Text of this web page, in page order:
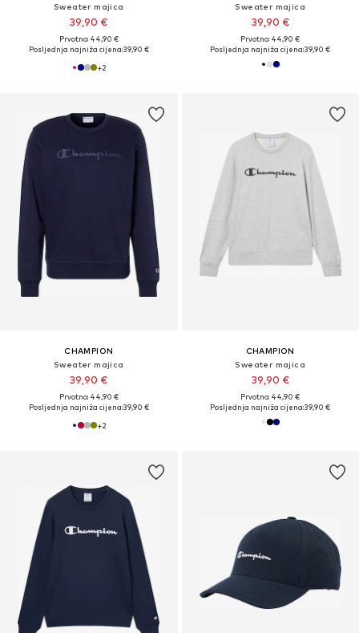
Sweater majica
39,90 €
Prvotno: 44,90 €
Posljednja najniža cijena:39,90 €
+2
Sweater majica
39,90 €
Prvotno: 44,90 €
Posljednja najniža cijena:39,90 €
CHAMPION
Sweater majica
39,90 €
Prvotno: 44,90 €
Posljednja najniža cijena:39,90 €
+2
CHAMPION
Sweater majica
39,90 €
Prvotno: 44,90 €
Posljednja najniža cijena:39,90 €